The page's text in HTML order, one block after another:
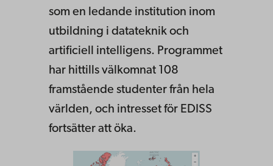
som en ledande institution inom
utbildning i datateknik och
artificiell intelligens. Programmet
har hittills välkomnat 108
framstående studenter från hela
världen, och intresset för EDISS
fortsätter att öka.